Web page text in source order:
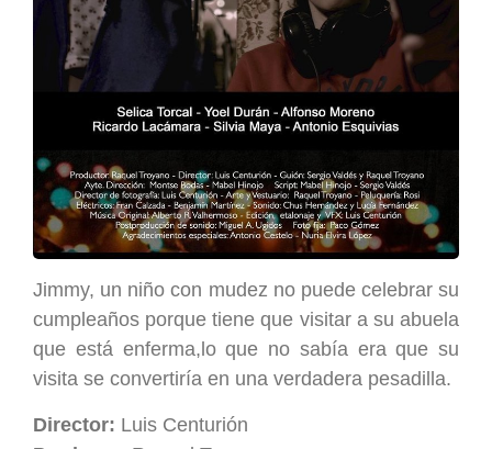
Jimmy, un niño con mudez no puede celebrar su
cumpleaños porque tiene que visitar a su abuela
que está enferma,lo que no sabía era que su
visita se convertiría en una verdadera pesadilla.
Director: Luis Centurión